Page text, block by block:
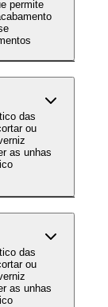
permite
das
ou
as unhas
das
ou
as unhas